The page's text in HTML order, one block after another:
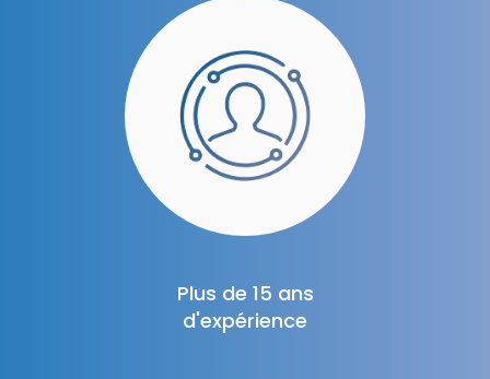
Plus de 15 ans
d'expérience